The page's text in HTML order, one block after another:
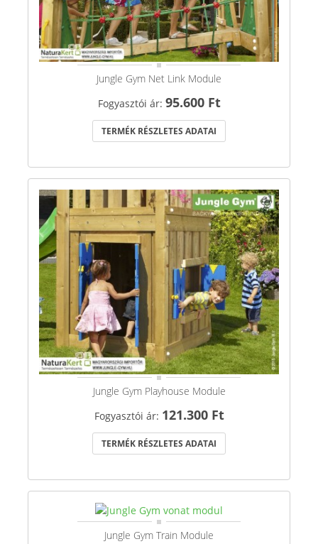
Jungle Gym Net Link Module
Fogyasztói ár: 95.600 Ft
TERMÉK RÉSZLETES ADATAI
Jungle Gym Playhouse Module
Fogyasztói ár: 121.300 Ft
TERMÉK RÉSZLETES ADATAI
Jungle Gym Train Module